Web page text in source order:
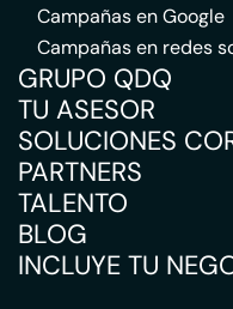
Campañas en Google
Campañas en redes
GRUPO QDQ
TU ASESOR
SOLUCIONES
PARTNERS
TALENTO
BLOG
INCLUYE TU